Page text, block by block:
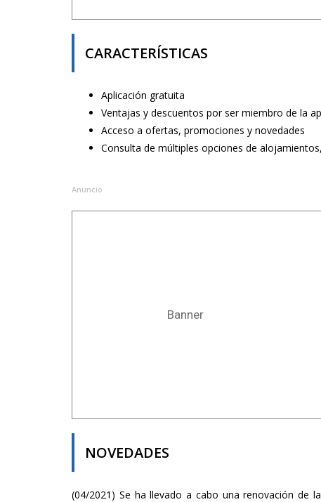
CARACTERÍSTICAS
Aplicación gratuita
Ventajas y descuentos por ser miembro de la
Acceso a ofertas, promociones y novedades
Consulta de múltiples opciones de
Anuncio
Banner
NOVEDADES
(04/2021) Se ha llevado a cabo una renovación de